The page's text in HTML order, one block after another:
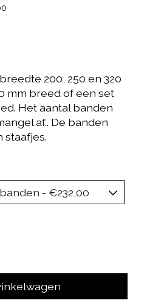
200, 250 en 320
mm breed of een set
Het aantal banden
af.. De banden
staafjes.